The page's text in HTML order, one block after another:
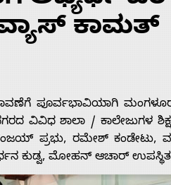
ಕಾಮತ್
ಪೂರ್ವಭಾವಿಯಾಗಿ
ವಿವಿಧ ಶಾಲಾ / ಕಾಲೇಜುಗಳ
ಪ್ರಭು, ರಮೇಶ್ ಕಂಡೇಟು,
ಕುಡ್ವ, ಮೋಹನ್ ಆಚಾರ್